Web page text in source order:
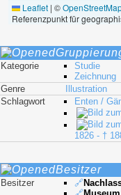
Leaflet | ©
Referenzpunkt für
Kategorie
Studie
Zeichnung
Genre
Illustration
Schlagwort
Enten /
1826 - †
Besitzer
Besitzer 🔗